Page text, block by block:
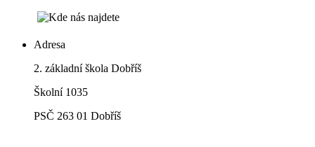
Adresa
2. základní škola Dobříš
Školní 1035
PSČ 263 01 Dobříš